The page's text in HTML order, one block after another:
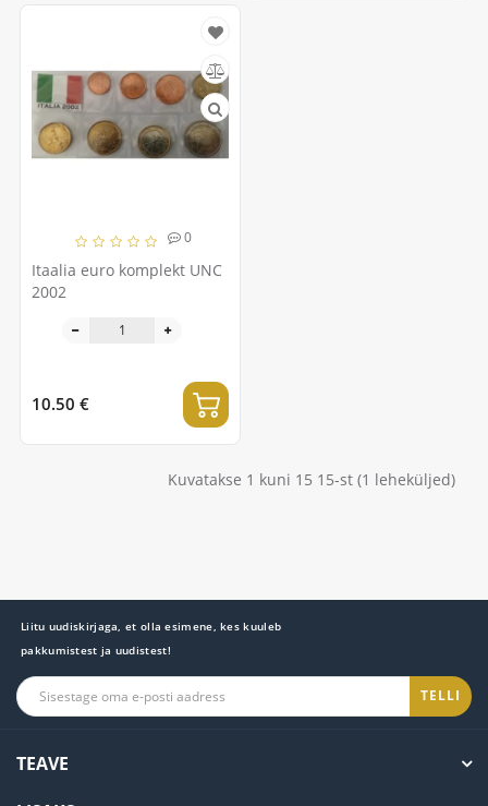
0
Itaalia euro komplekt UNC
2002
10.50 €
Kuvatakse 1 kuni 15 15-st (1 leheküljed)
Liitu uudiskirjaga, et olla esimene, kes kuuleb
pakkumistest ja uudistest!
TELLI
TEAVE